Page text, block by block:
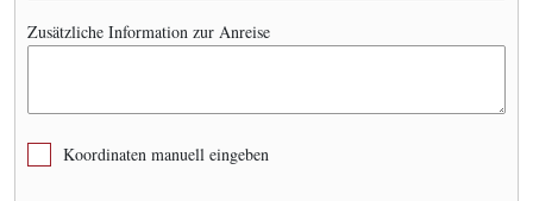
Zusätzliche Information zur Anreise
Koordinaten manuell eingeben